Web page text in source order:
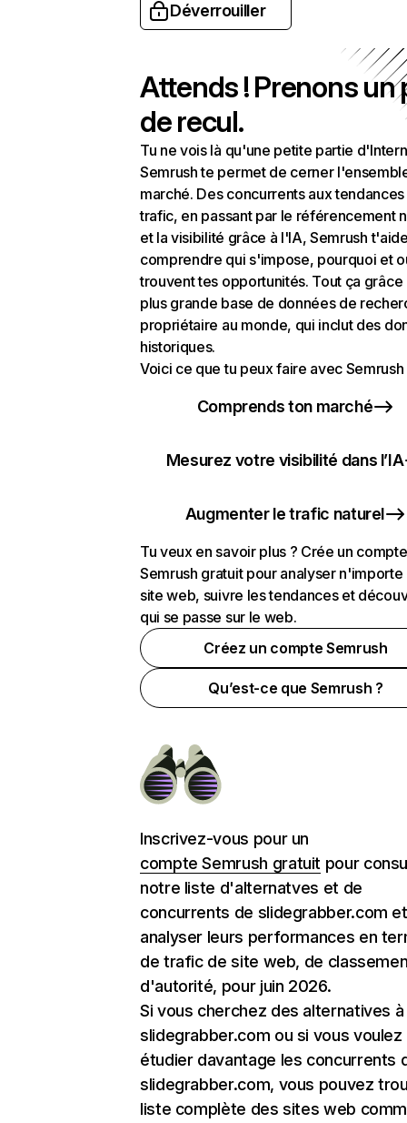
Déverrouiller
Attends ! Prenons un
de recul.
Tu ne vois là qu'une petite partie
Semrush te permet de cerner
marché. Des concurrents aux
trafic, en passant par le référencement
et la visibilité grâce à l'IA, Semrush
comprendre qui s'impose, pourquoi et
trouvent tes opportunités. Tout ça grâce
plus grande base de données de
propriétaire au monde, qui inclut des
historiques.
Voici ce que tu peux faire avec Semrush
Comprends ton marché
Mesurez votre visibilité dans l’IA
Augmenter le trafic naturel
Tu veux en savoir plus ? Crée un compte
Semrush gratuit pour analyser n'importe
site web, suivre les tendances et
qui se passe sur le web.
Créez un compte Semrush
Qu’est-ce que Semrush ?
Inscrivez-vous pour un
compte Semrush gratuit pour
notre liste d'alternatves et de
concurrents de slidegrabber.com et
analyser leurs performances en
de trafic de site web, de
d'autorité, pour juin 2026.
Si vous cherchez des alternatives à
slidegrabber.com ou si vous voulez
étudier davantage les concurrents
slidegrabber.com, vous pouvez
liste complète des sites web